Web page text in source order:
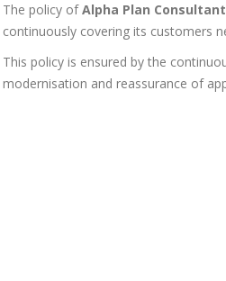
The policy ofAlpha Plan
continuously covering its customers
This policy is ensured by the
modernisation and reassurance of